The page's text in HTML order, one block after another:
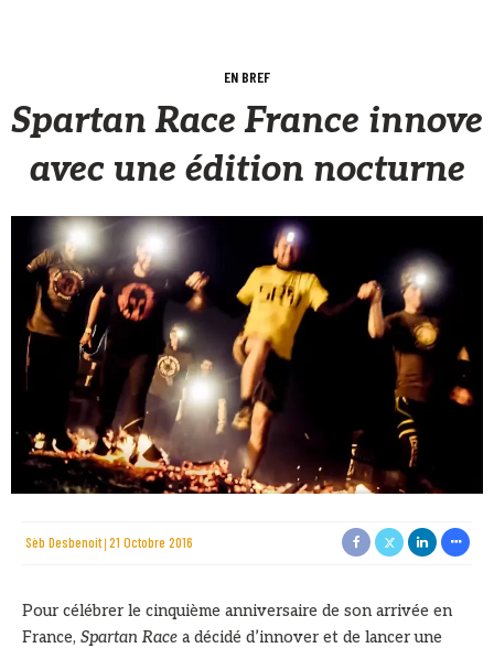
EN BREF
Spartan Race France innove
avec une édition nocturne
Sèb Desbenoit 21 Octobre 2016
Pour célébrer le cinquième anniversaire de son arrivée en
France, Spartan Race a décidé d’innover et de lancer une